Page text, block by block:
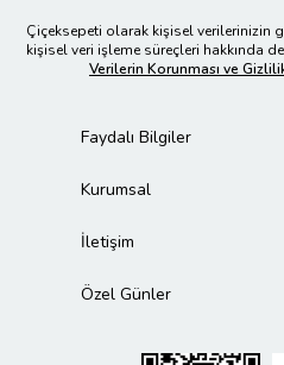
Çiçeksepeti olarak kişisel verilerinizin
kişisel veri işleme süreçleri hakkında
Verilerin Korunması ve
Faydalı Bilgiler
Kurumsal
İletişim
Özel Günler